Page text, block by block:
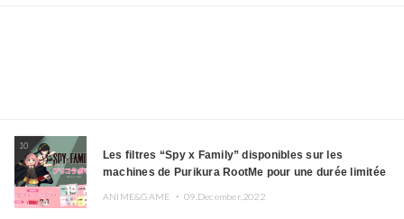
10
Les filtres “Spy x Family” disponibles sur les
machines de Purikura RootMe pour une durée limitée
ANIME&GAME ・09.December.2022